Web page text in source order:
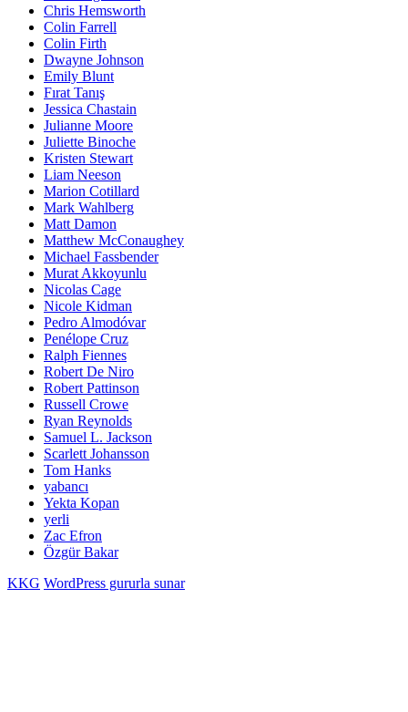
Chris Hemsworth
Colin Farrell
Colin Firth
Dwayne Johnson
Emily Blunt
Fırat Tanış
Jessica Chastain
Julianne Moore
Juliette Binoche
Kristen Stewart
Liam Neeson
Marion Cotillard
Mark Wahlberg
Matt Damon
Matthew McConaughey
Michael Fassbender
Murat Akkoyunlu
Nicolas Cage
Nicole Kidman
Pedro Almodóvar
Penélope Cruz
Ralph Fiennes
Robert De Niro
Robert Pattinson
Russell Crowe
Ryan Reynolds
Samuel L. Jackson
Scarlett Johansson
Tom Hanks
yabancı
Yekta Kopan
yerli
Zac Efron
Özgür Bakar
KKG WordPress gururla sunar